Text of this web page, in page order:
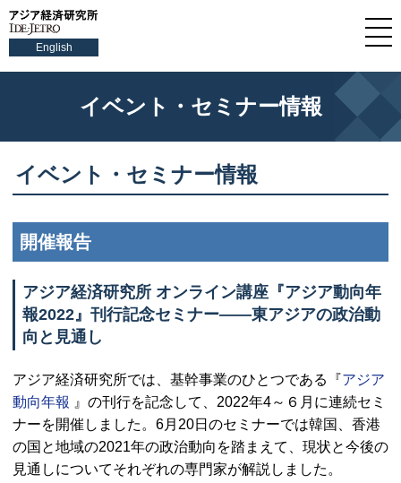
English
イベント・セミナー情報
イベント・セミナー情報
開催報告
アジア経済研究所 オンライン講座『アジア動向年
報2022』刊行記念セミナー――東アジアの政治動
向と見通し
アジア経済研究所では、基幹事業のひとつである『アジア
動向年報 』の刊行を記念して、2022年4～６月に連続セミ
ナーを開催しました。6月20日のセミナーでは韓国、香港
の国と地域の2021年の政治動向を踏まえて、現状と今後の
見通しについてそれぞれの専門家が解説しました。